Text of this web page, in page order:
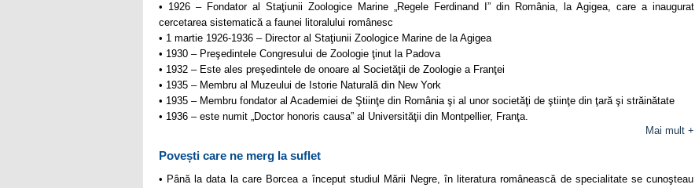
• 1926 – Fondator al Staţiunii Zoologice Marine „Regele Ferdinand I” din România, la Agigea, care a inaugurat
cercetarea sistematică a faunei litoralului românesc
• 1 martie 1926-1936 – Director al Staţiunii Zoologice Marine de la Agigea
• 1930 – Preşedintele Congresului de Zoologie ţinut la Padova
• 1932 – Este ales preşedintele de onoare al Societăţii de Zoologie a Franţei
• 1935 – Membru al Muzeului de Istorie Naturală din New York
• 1935 – Membru fondator al Academiei de Ştiinţe din România şi al unor societăţi de ştiinţe din ţară şi străinătate
• 1936 – este numit „Doctor honoris causa” al Universităţii din Montpellier, Franţa.
Mai mult +
Povești care ne merg la suflet
• Până la data la care Borcea a început studiul Mării Negre, în literatura românească de specialitate se cunoşteau